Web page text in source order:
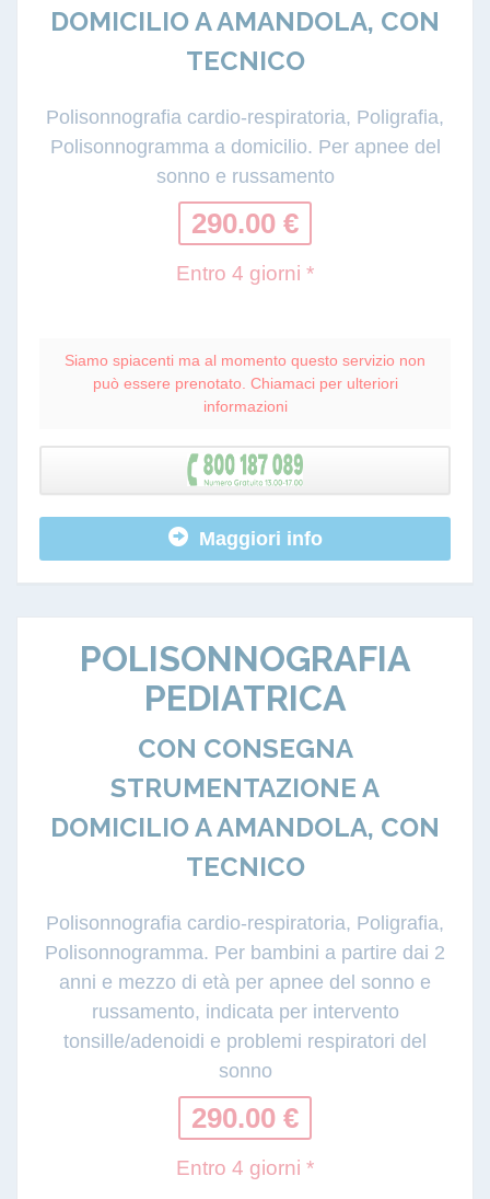
DOMICILIO A AMANDOLA, CON
TECNICO
Polisonnografia cardio-respiratoria, Poligrafia,
Polisonnogramma a domicilio. Per apnee del
sonno e russamento
290.00 €
Entro 4 giorni *
Siamo spiacenti ma al momento questo servizio non
può essere prenotato. Chiamaci per ulteriori
informazioni
Maggiori info
POLISONNOGRAFIA
PEDIATRICA
CON CONSEGNA
STRUMENTAZIONE A
DOMICILIO A AMANDOLA, CON
TECNICO
Polisonnografia cardio-respiratoria, Poligrafia,
Polisonnogramma. Per bambini a partire dai 2
anni e mezzo di età per apnee del sonno e
russamento, indicata per intervento
tonsille/adenoidi e problemi respiratori del
sonno
290.00 €
Entro 4 giorni *